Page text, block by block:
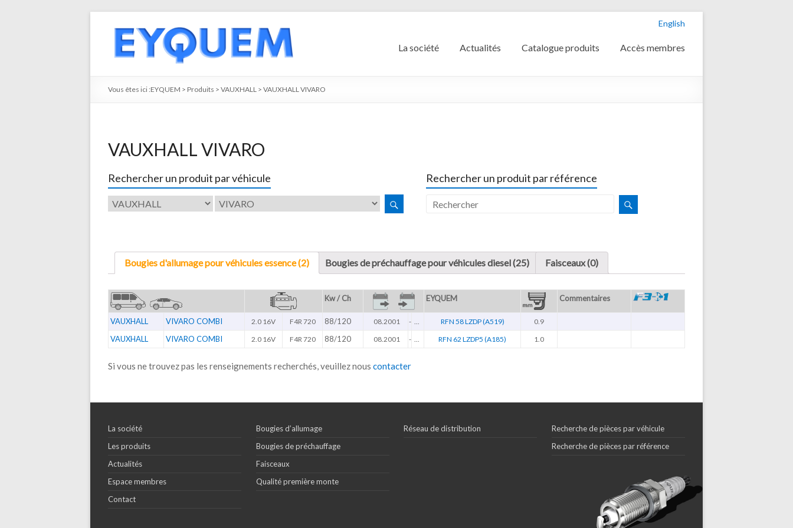
English
La société Actualités Catalogue produits Accès membres
Vous êtes ici :EYQUEM > Produits > VAUXHALL > VAUXHALL VIVARO
VAUXHALL VIVARO
Rechercher un produit par véhicule Rechercher un produit par référence
Bougies d'allumage pour véhicules essence (2) Bougies de préchauffage pour véhicules diesel (25) Faisceaux (0)
Kw / Ch EYQUEM Commentaires
VAUXHALL VIVARO COMBI 2.0 16V F4R 720 88/120 08.2001 - RFN 58 LZDP (A519) 0.9
VAUXHALL VIVARO COMBI 2.0 16V F4R 720 88/120 08.2001 - RFN 62 LZDP5 (A185) 1.0
Si vous ne trouvez pas les renseignements recherchés, veuillez nous contacter
La société
Les produits
Actualités
Espace membres
Contact
Bougies d’allumage
Bougies de préchauffage
Faisceaux
Qualité première monte
Réseau de distribution
Recherche de pièces par véhicule
Recherche de pièces par référence